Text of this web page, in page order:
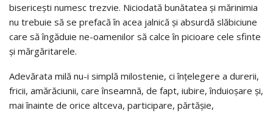
bisericeşti numesc trezvie. Niciodată bunătatea şi mărinimia
nu trebuie să se prefacă în acea jalnică şi absurdă slăbiciune
care să îngăduie ne-oamenilor să calce în picioare cele sfinte
şi mărgăritarele.
Adevărata milă nu-i simplă milostenie, ci înțelegere a durerii,
fricii, amărăciunii, care înseamnă, de fapt, iubire, înduioșare și,
mai înainte de orice altceva, participare, părtășie,